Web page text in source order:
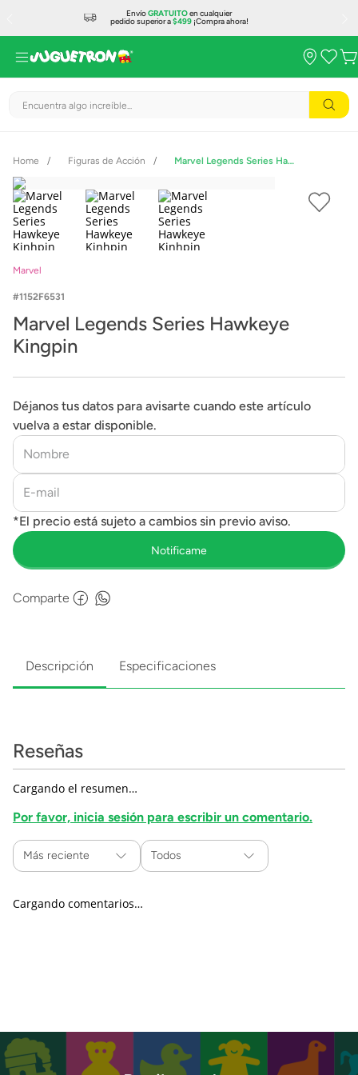
EnvíoGRATUITOen cualquier
pedido superior a$499¡Compra ahora!
Encuentra algo increíble...
Figuras de Acción Marvel Legends Series Hawkeye Kingpin
Marvel
1152F6531
Marvel Legends Series Hawkeye
Kingpin
Déjanos tus datos para avisarte cuando este artículo
vuelva a estar disponible.
Comparte
Descripción Especificaciones
Reseñas
Cargando el resumen…
Por favor, inicia sesión para escribir un comentario.
Más reciente Todos
Cargando comentarios…